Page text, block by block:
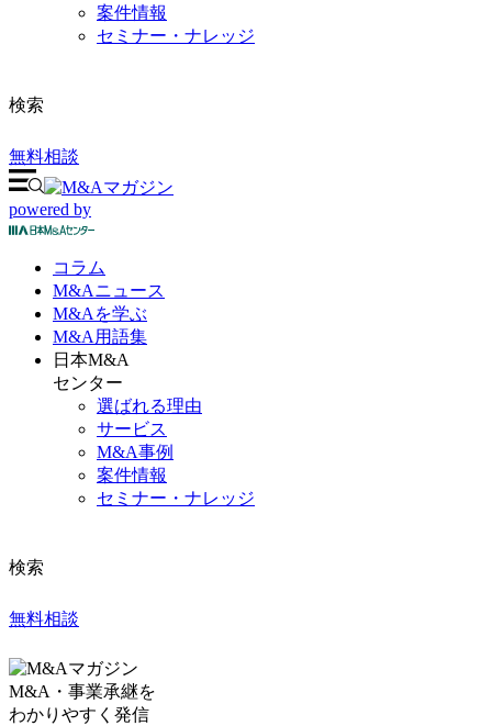
案件情報
セミナー・ナレッジ
検索
無料相談
powered by
コラム
M&Aニュース
M&Aを学ぶ
M&A 用語集
日本M&A
センター
選ばれる理由
サービス
M&A事例
案件情報
セミナー・ナレッジ
検索
無料相談
M&A・事業承継を
わかりやすく発信